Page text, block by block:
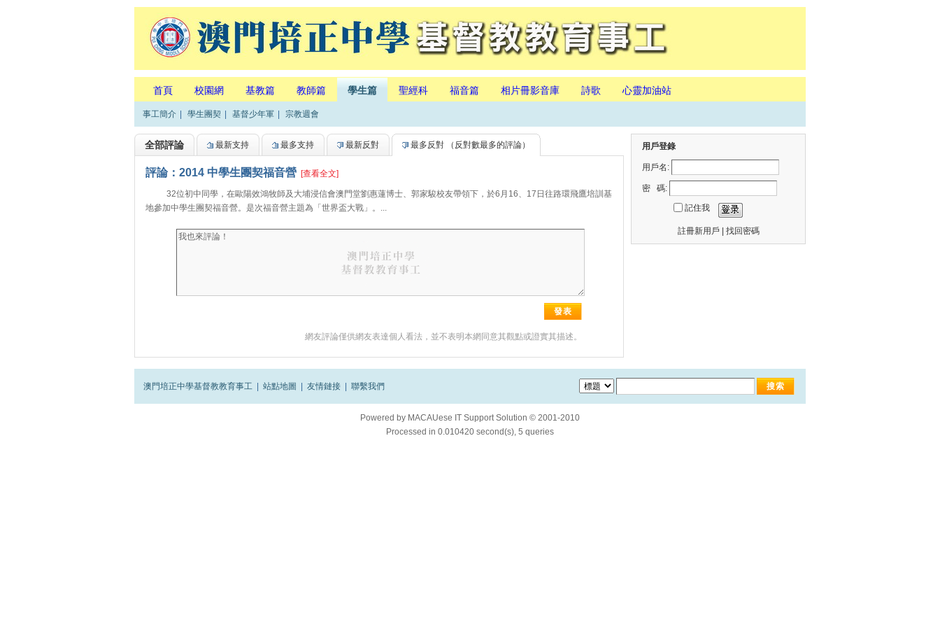
首頁 校園網 基教篇 教師篇 學生篇 聖經科 福音篇 相片冊影音庫 詩歌 心靈加油站
事工簡介 學生團契 基督少年軍 宗教週會
全部評論 最新支持 最多支持 最新反對 最多反對 （反對數最多的評論）
評論：2014 中學生團契福音營 [查看全文]
32位初中同學，在歐陽效鴻牧師及大埔浸信會澳門堂劉惠蓮博士、郭家駿校友帶領下，於6月16、17日往路環飛鷹培訓基
地參加中學生團契福音營。是次福音營主題為「世界盃大戰」。...
網友評論僅供網友表達個人看法，並不表明本網同意其觀點或證實其描述。
用戶登錄
用戶名:
密 碼:
記住我
註冊新用戶 找回密碼
澳門培正中學基督教教育事工 站點地圖 友情鏈接 聯繫我們
Powered by MACAUese IT Support Solution © 2001-2010
Processed in 0.010420 second(s), 5 queries